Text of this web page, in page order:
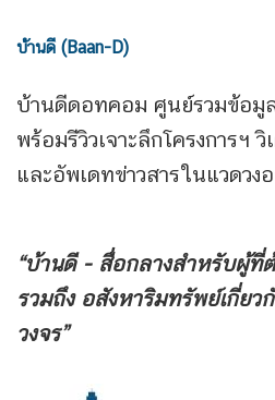
บ้านดี (Baan-D)
บ้านดีดอทคอม ศูนย์รวมข้อมู
พร้อมรีวิวเจาะลึกโครงการฯ
และอัพเดทข่าวสารในแวดวง
“บ้านดี - สื่อกลางสำหรับผู้ที่
รวมถึง อสังหาริมทรัพย์เกี่ยว
วงจร”